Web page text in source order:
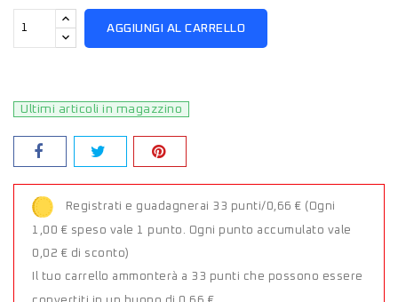
AGGIUNGI AL CARRELLO
Ultimi articoli in magazzino
Registrati e guadagnerai 33 punti/0,66 € (Ogni
1,00 € speso vale 1 punto. Ogni punto accumulato vale
0,02 € di sconto)
Il tuo carrello ammonterà a 33 punti che possono essere